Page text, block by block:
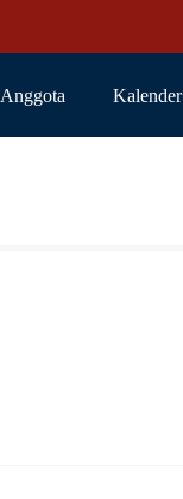
Anggota Kalender